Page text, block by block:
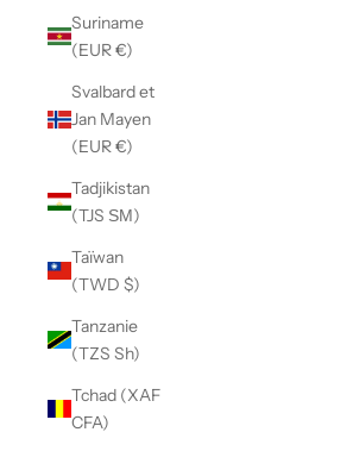
Suriname
(EUR €)
Svalbard et
Jan Mayen
(EUR €)
Tadjikistan
(TJS ЅМ)
Taïwan
(TWD $)
Tanzanie
(TZS Sh)
Tchad (XAF
CFA)